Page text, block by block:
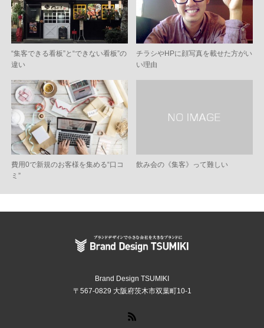
“集客できる看板”と“できない看板”の
違い
チラシやHPに顔写真を載せた方がい
い理由
費用0で新規のお客様を集める“口コ
ミ”
飲み会の《集客》って難しい
Brand Design TSUMIKI
〒567-0829 大阪府茨木市双葉町10-1